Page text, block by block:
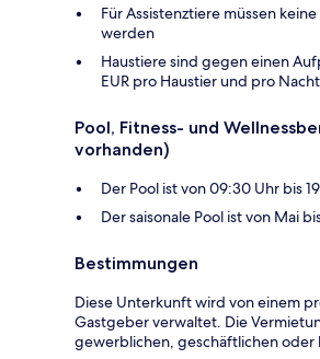
Für Assistenztiere müssen
werden
Haustiere sind gegen einen
EUR pro Haustier und pro
Pool, Fitness- und
vorhanden)
Der Pool ist von 09:30 Uhr bis
Der saisonale Pool ist von Mai
Bestimmungen
Diese Unterkunft wird von einem
Gastgeber verwaltet. Die
gewerblichen, geschäftlichen oder